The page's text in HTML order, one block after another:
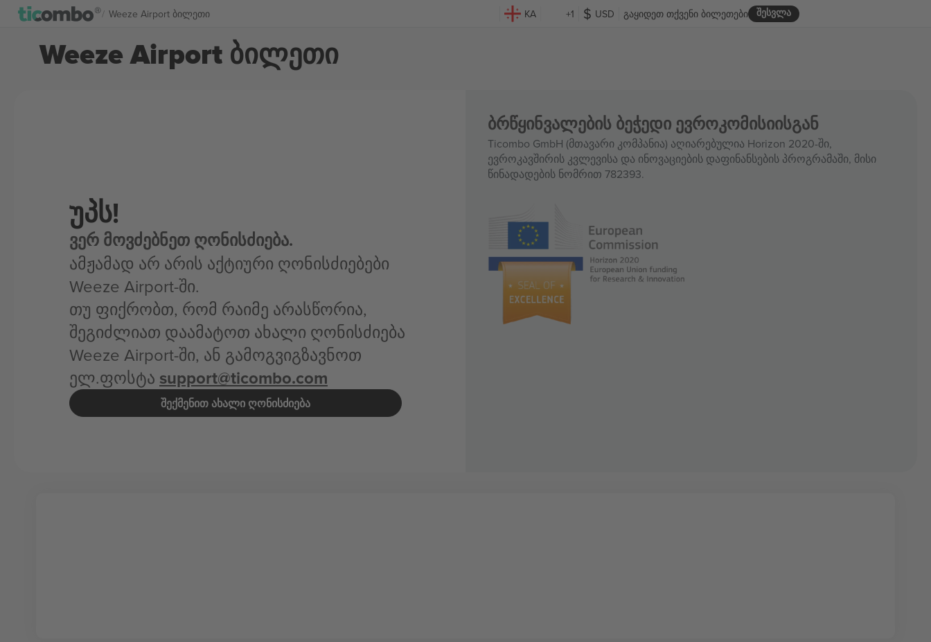
Weeze Airport ბილეთი KA +1 USD შესვლა
გაყიდეთ თქვენი ბილეთები
Weeze Airport ბილეთი
უპს!
ვერ მოვძებნეთ ღონისძიება.
ამჟამად არ არის აქტიური ღონისძიებები
Weeze Airport-ში.
თუ ფიქრობთ, რომ რაიმე არასწორია,
შეგიძლიათ დაამატოთ ახალი ღონისძიება
Weeze Airport-ში, ან გამოგვიგზავნოთ
ელ.ფოსტა support@ticombo.com
ᲨᲔᲥᲛᲔᲜᲘᲗ ᲐᲮᲐᲚᲘ ᲦᲝᲜᲘᲡᲫᲘᲔᲑᲐ
ბრწყინვალების ბეჭედი ევროკომისიისგან
Ticombo GmbH (მთავარი კომპანია) აღიარებულია Horizon 2020-ში,
ევროკავშირის კვლევისა და ინოვაციების დაფინანსების პროგრამაში, მისი
წინადადების ნომრით 782393.